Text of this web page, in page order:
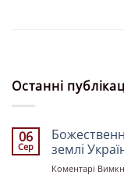
Останні
06
Сер
землі
Коментарі